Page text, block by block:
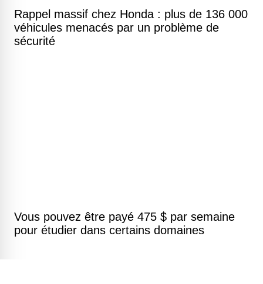
Rappel massif chez Honda : plus de 136 000
véhicules menacés par un problème de
sécurité
Vous pouvez être payé 475 $ par semaine
pour étudier dans certains domaines